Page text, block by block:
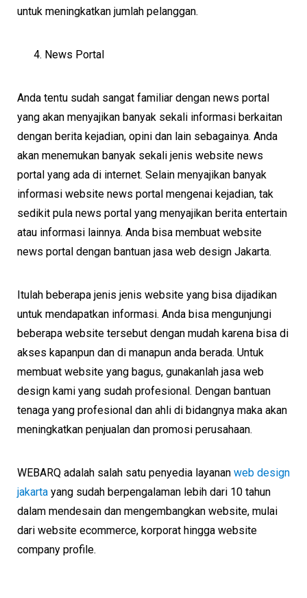
untuk meningkatkan jumlah pelanggan.
News Portal
Anda tentu sudah sangat familiar dengan news portal
yang akan menyajikan banyak sekali informasi berkaitan
dengan berita kejadian, opini dan lain sebagainya. Anda
akan menemukan banyak sekali jenis website news
portal yang ada di internet. Selain menyajikan banyak
informasi website news portal mengenai kejadian, tak
sedikit pula news portal yang menyajikan berita entertain
atau informasi lainnya. Anda bisa membuat website
news portal dengan bantuan jasa web design Jakarta.
Itulah beberapa jenis jenis website yang bisa dijadikan
untuk mendapatkan informasi. Anda bisa mengunjungi
beberapa website tersebut dengan mudah karena bisa di
akses kapanpun dan di manapun anda berada. Untuk
membuat website yang bagus, gunakanlah jasa web
design kami yang sudah profesional. Dengan bantuan
tenaga yang profesional dan ahli di bidangnya maka akan
meningkatkan penjualan dan promosi perusahaan.
WEBARQ adalah salah satu penyedia layanan web design
jakarta yang sudah berpengalaman lebih dari 10 tahun
dalam mendesain dan mengembangkan website, mulai
dari website ecommerce, korporat hingga website
company profile.